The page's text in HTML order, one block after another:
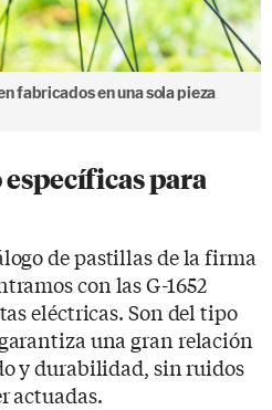
fabricados en una sola pieza
para
de pastillas de la firma
con las G-1652
eléctricas. Son del tipo
una gran relación
y durabilidad, sin ruidos
actuadas.